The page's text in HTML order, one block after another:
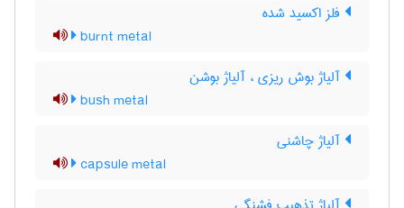
فلز اکسید شده
burnt metal
آلیاژ بوش ریزی ، آلیاژ بوشن
bush metal
آلیاژ چاشنی
capsule metal